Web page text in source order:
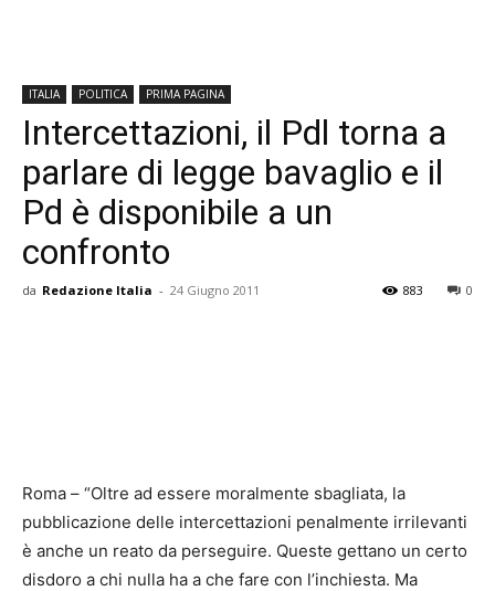
ITALIA POLITICA PRIMA PAGINA
Intercettazioni, il Pdl torna a
parlare di legge bavaglio e il
Pd è disponibile a un
confronto
da Redazione Italia - 24 Giugno 2011 0
883
Roma – “Oltre ad essere moralmente sbagliata, la
pubblicazione delle intercettazioni penalmente irrilevanti
è anche un reato da perseguire. Queste gettano un certo
disdoro a chi nulla ha a che fare con l’inchiesta. Ma